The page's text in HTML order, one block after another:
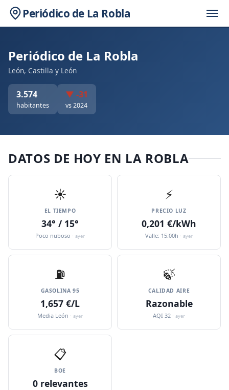
Periódico de La Robla
Periódico de La Robla
León, Castilla y León
3.574
habitantes
▼ -31
vs 2024
DATOS DE HOY EN LA ROBLA
☀️
EL TIEMPO
34° / 15°
Poco nuboso · ayer
⚡
PRECIO LUZ
0,201 €/kWh
Valle: 15:00h · ayer
⛽️
GASOLINA 95
1,657 €/L
Media León · ayer
🍃
CALIDAD AIRE
Razonable
AQI 32 · ayer
📋
BOE
0 relevantes